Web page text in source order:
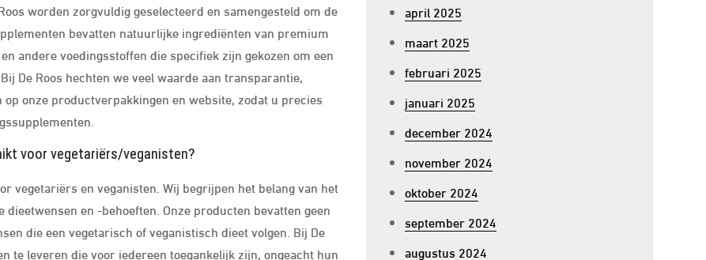
worden zorgvuldig geselecteerd en samengesteld om de
bevatten natuurlijke ingrediënten van premium
andere voedingsstoffen die specifiek zijn gekozen om een
De Roos hechten we veel waarde aan transparantie,
onze productverpakkingen en website, zodat u precies
voor vegetariërs/veganisten?
vegetariërs en veganisten. Wij begrijpen het belang van het
en -behoeften. Onze producten bevatten geen
die een vegetarisch of veganistisch dieet volgen. Bij De
te leveren die voor iedereen toegankelijk zijn, ongeacht hun
april 2025
maart 2025
februari 2025
januari 2025
december 2024
november 2024
oktober 2024
september 2024
augustus 2024